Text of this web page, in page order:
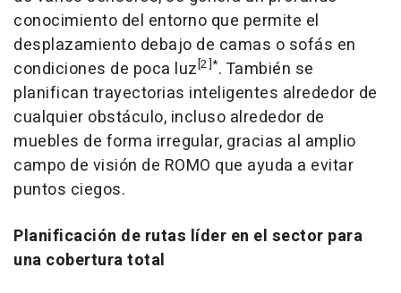
conocimiento del entorno que permite el
desplazamiento debajo de camas o sofás en
condiciones de poca luz [2]*. También se
planifican trayectorias inteligentes alrededor de
cualquier obstáculo, incluso alrededor de
muebles de forma irregular, gracias al amplio
campo de visión de ROMO que ayuda a evitar
puntos ciegos.
Planificación de rutas líder en el sector para
una cobertura total